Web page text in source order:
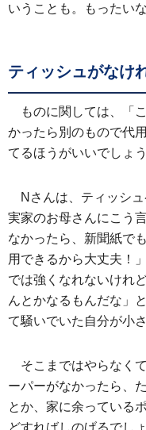
いうことも。もったい
ティッシュがなけ
ものに関しては、「
かったら別のもので代
てるほうがいいでしょう
Nさんは、ティッシ
実家のお母さんにこう
なかったら、新聞紙で
用できるから大丈夫！
では強くなれないけれ
んとかなるもんだな」
て騒いでいた自分が小
そこまではやらなく
ーパーがなかったら、
とか、家に余っている